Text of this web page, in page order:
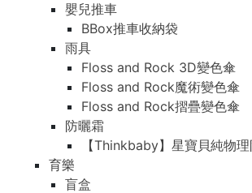
嬰兒推車
BBox推車收納袋
雨具
Floss and Rock 3D變色傘
Floss and Rock魔術變色傘
Floss and Rock摺疊變色傘
防曬霜
【Thinkbaby】星寶貝純物
育樂
盲盒